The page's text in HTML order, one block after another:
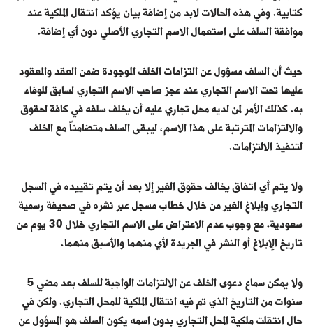
كتابية. وفي هذه الحالات لابد من إضافة بيان يؤكد انتقال الملكية عند
موافقة السلف على استعمال الاسم التجاري الأصلي دون أي إضافة.
حيث أن السلف مسؤول عن التزامات الخلف الموجودة ضمن العقد والمعقود
عليها تحت الاسم التجاري عند عجز صاحب الاسم التجاري لسابق للوفاء
به. كذلك الأمر لمن لديه محل تجاري عليه أن يخلف سلفه في كافة لحقوق
والالتزامات المترتبة على هذا الاسم، ليبقى السلف متضامناً مع الخلف
لتنفيذ الالتزامات.
ولا يتم أي اتفاق يخالف حقوق الغير إلا بعد أن يتم تقييده في السجل
التجاري وإبلاغ الغير من خلال خطاب مسجل عبر نشره في صحيفة رسمية
سعودية. مع وجوب عدم الاعتراض على الاسم التجاري خلال 30 يوم من
تاريخ الإبلاغ أو النشر في الجريدة لأي منهما والأسبق منهما.
ولا يمكن سماع دعوى الخلف عن الالتزامات الواجبة للسلف بعد مضي 5
سنوات من التاريخ الذي تم فيه انتقال الملكية للمحل التجاري. ولكن في
حال انتقلت ملكية المحل التجاري بدون اسمه يكون السلف هو المسؤول عن